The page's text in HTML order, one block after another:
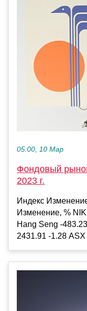
05:00, 10 Мар
Фондовый
2023 г.
Индекс
Изменение, %
Hang Seng -
2431.91 -1.28 ASX